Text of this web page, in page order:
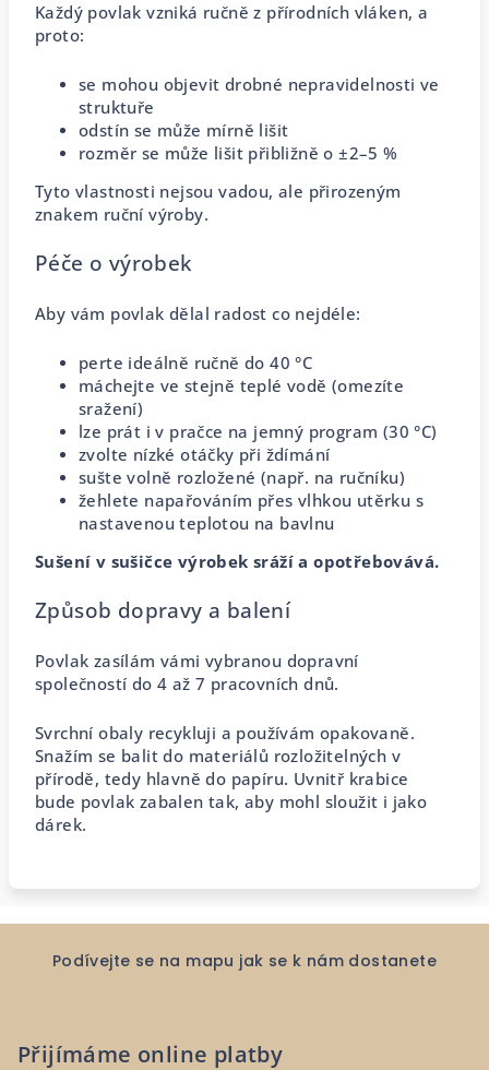
Každý povlak vzniká ručně z přírodních vláken, a
proto:
se mohou objevit drobné nepravidelnosti ve
struktuře
odstín se může mírně lišit
rozměr se může lišit přibližně o ±2–5 %
Tyto vlastnosti nejsou vadou, ale přirozeným
znakem ruční výroby.
Péče o výrobek
Aby vám povlak dělal radost co nejdéle:
perte ideálně ručně do 40 °C
máchejte ve stejně teplé vodě (omezíte
sražení)
lze prát i v pračce na jemný program (30 °C)
zvolte nízké otáčky při ždímání
sušte volně rozložené (např. na ručníku)
žehlete napařováním přes vlhkou utěrku s
nastavenou teplotou na bavlnu
Sušení v sušičce výrobek sráží a opotřebovává.
Způsob dopravy a balení
Povlak zasílám vámi vybranou dopravní
společností do 4 až 7 pracovních dnů.
Svrchní obaly recykluji a používám opakovaně.
Snažím se balit do materiálů rozložitelných v
přírodě, tedy hlavně do papíru. Uvnitř krabice
bude povlak zabalen tak, aby mohl sloužit i jako
dárek.
Podívejte se na mapu jak se k nám dostanete
Přijímáme online platby